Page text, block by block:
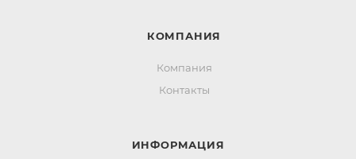
КОМПАНИЯ
Компания
Контакты
ИНФОРМАЦИЯ